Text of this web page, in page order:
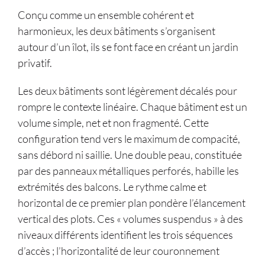
Conçu comme un ensemble cohérent et
harmonieux, les deux bâtiments s’organisent
autour d’un îlot, ils se font face en créant un jardin
privatif.
Les deux bâtiments sont légèrement décalés pour
rompre le contexte linéaire. Chaque bâtiment est un
volume simple, net et non fragmenté. Cette
configuration tend vers le maximum de compacité,
sans débord ni saillie. Une double peau, constituée
par des panneaux métalliques perforés, habille les
extrémités des balcons. Le rythme calme et
horizontal de ce premier plan pondère l’élancement
vertical des plots. Ces « volumes suspendus » à des
niveaux différents identifient les trois séquences
d’accès ; l’horizontalité de leur couronnement